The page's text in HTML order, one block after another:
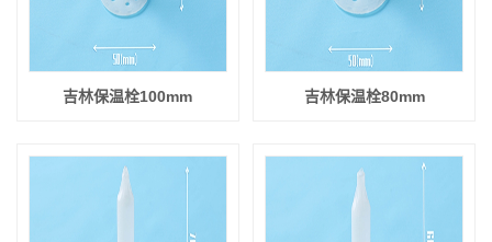
吉林保温栓100mm 吉林保温栓80mm